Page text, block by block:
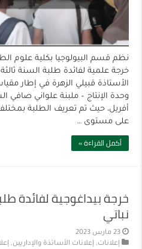
نظم قسم البيولوجيا بكلية علوم
خرجة علمية لفائدة طلبة السنة
أفريل، حيث تم تعريف الطلبة
على مستوى …
أكمل القراءة »
خرجة بيداغوجية لفائدة
نباتي
23 مارس 2023
إعلانات, إعلانات الأساتذة والإداريين,